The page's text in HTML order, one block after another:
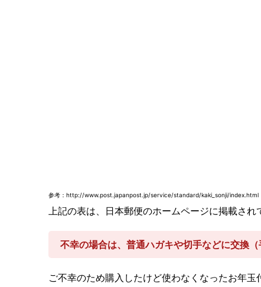
参考：http://www.post.japanpost.jp/service/standard/kaki_sonji/index.html
上記の表は、日本郵便のホームページに掲載され
不幸の場合は、普通ハガキや切手などに交換（
ご不幸のため購入したけど使わなくなったお年